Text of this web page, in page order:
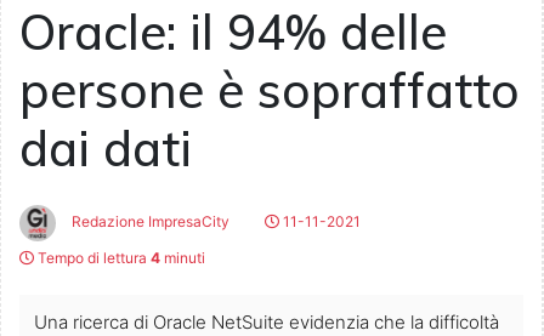
Oracle: il 94% delle
persone è sopraffatto
dai dati
Redazione ImpresaCity
11-11-2021
Tempo di lettura 4 minuti
Una ricerca di Oracle NetSuite evidenzia che la difficoltà